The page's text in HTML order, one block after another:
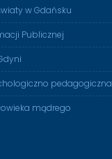
w Gdańsku
Publicznej
pedagogiczna
mądrego